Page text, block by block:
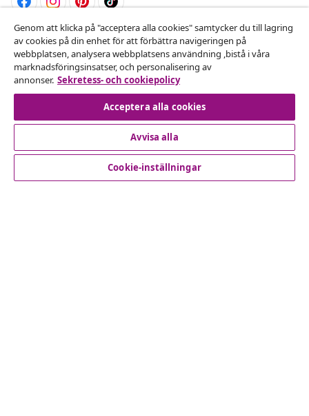
Avbryta avtalet
Skicka in en begäran om uttag för din beställning.
Avbryta avtalet
Kundservice
Genom att klicka på "acceptera alla cookies" samtycker du till lagring
av cookies på din enhet för att förbättra navigeringen på
webbplatsen, analysera webbplatsens användning ,bistå i våra
marknadsföringsinsatser, och personalisering av
annonser. Sekretess- och cookiepolicy
Acceptera alla cookies
Avvisa alla
Cookie-inställningar